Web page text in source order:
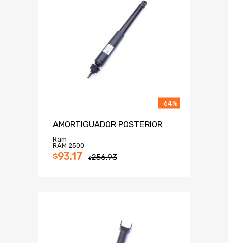
AMORTIGUADOR POSTERIOR
Ram
RAM 2500
$256.93
$93.17
-64%